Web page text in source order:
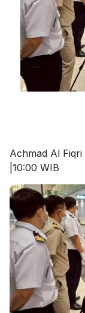
Achmad Al Fiqri
|10:00 WIB